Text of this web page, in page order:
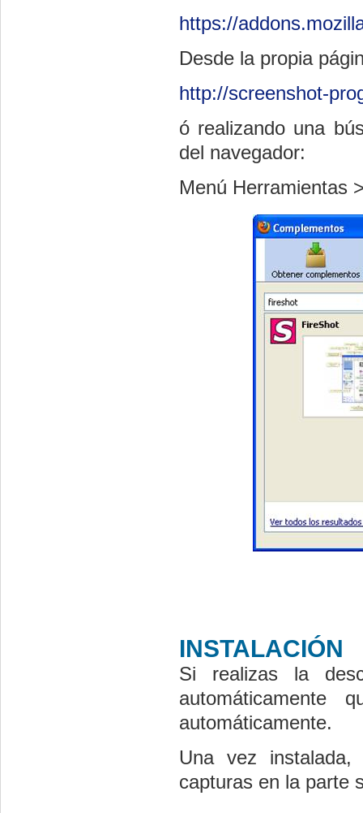
https://
Desde la propia
http://screenshot-
ó realizando una
del navegador:
Menú Herramientas
INSTALACIÓN
Si realizas la
automáticamente.
Una vez
capturas en la parte